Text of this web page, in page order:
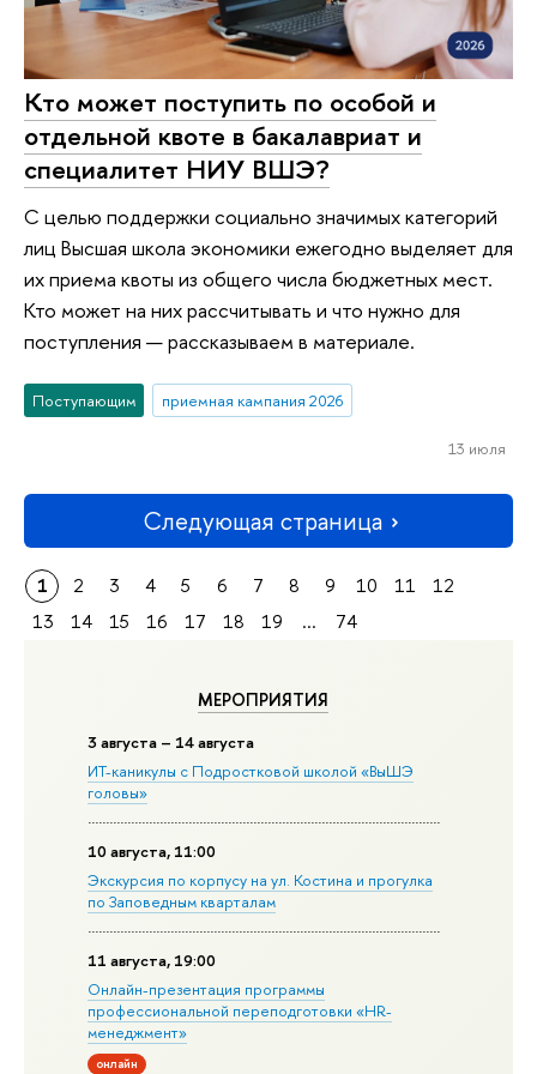
МЕРОПРИЯТИЯ
3 августа – 14 августа
ИТ-каникулы с Подростковой школой «ВыШЭ
головы»
10 августа, 11:00
Экскурсия по корпусу на ул. Костина и прогулка
по Заповедным кварталам
11 августа, 19:00
Онлайн-презентация программы
профессиональной переподготовки «HR-
менеджмент»
онлайн
Кто может поступить по особой и
отдельной квоте в бакалавриат и
специалитет НИУ ВШЭ?
С целью поддержки социально значимых категорий
лиц Высшая школа экономики ежегодно выделяет для
их приема квоты из общего числа бюджетных мест.
Кто может на них рассчитывать и что нужно для
поступления — рассказываем в материале.
Поступающим приемная кампания 2026
13 июля
Следующая страница
1 2 3 4 5 6 7 8 9 10 11
12
13
14 15 16 17 18 19 ... 74